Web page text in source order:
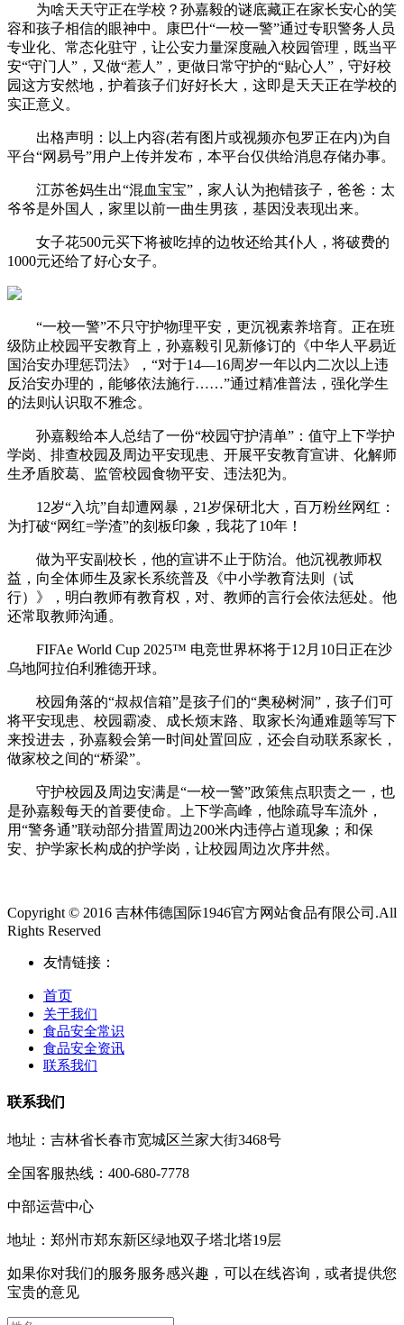
为啥天天守正在学校？孙嘉毅的谜底藏正在家长安心的笑
容和孩子相信的眼神中。康巴什“一校一警”通过专职警务人员
专业化、常态化驻守，让公安力量深度融入校园管理，既当平
安“守门人”，又做“惹人”，更做日常守护的“贴心人”，守好校
园这方安然地，护着孩子们好好长大，这即是天天正在学校的
实正意义。
出格声明：以上内容(若有图片或视频亦包罗正在内)为自
平台“网易号”用户上传并发布，本平台仅供给消息存储办事。
江苏爸妈生出“混血宝宝”，家人认为抱错孩子，爸爸：太
爷爷是外国人，家里以前一曲生男孩，基因没表现出来。
女子花500元买下将被吃掉的边牧还给其仆人，将破费的
1000元还给了好心女子。
“一校一警”不只守护物理平安，更沉视素养培育。正在班
级防止校园平安教育上，孙嘉毅引见新修订的《中华人平易近
国治安办理惩罚法》，“对于14—16周岁一年以内二次以上违
反治安办理的，能够依法施行……”通过精准普法，强化学生
的法则认识取不雅念。
孙嘉毅给本人总结了一份“校园守护清单”：值守上下学护
学岗、排查校园及周边平安现患、开展平安教育宣讲、化解师
生矛盾胶葛、监管校园食物平安、违法犯为。
12岁“入坑”自却遭网暴，21岁保研北大，百万粉丝网红：
为打破“网红=学渣”的刻板印象，我花了10年！
做为平安副校长，他的宣讲不止于防治。他沉视教师权
益，向全体师生及家长系统普及《中小学教育法则（试
行）》，明白教师有教育权，对、教师的言行会依法惩处。他
还常取教师沟通。
FIFAe World Cup 2025™ 电竞世界杯将于12月10日正在沙
乌地阿拉伯利雅德开球。
校园角落的“叔叔信箱”是孩子们的“奥秘树洞”，孩子们可
将平安现患、校园霸凌、成长烦末路、取家长沟通难题等写下
来投进去，孙嘉毅会第一时间处置回应，还会自动联系家长，
做家校之间的“桥梁”。
守护校园及周边安满是“一校一警”政策焦点职责之一，也
是孙嘉毅每天的首要使命。上下学高峰，他除疏导车流外，
用“警务通”联动部分措置周边200米内违停占道现象；和保
安、护学家长构成的护学岗，让校园周边次序井然。
Copyright © 2016 吉林伟德国际1946官方网站食品有限公司.All
Rights Reserved
友情链接：
首页
关于我们
食品安全常识
食品安全资讯
联系我们
联系我们
地址：吉林省长春市宽城区兰家大街3468号
全国客服热线：400-680-7778
中部运营中心
地址：郑州市郑东新区绿地双子塔北塔19层
如果你对我们的服务服务感兴趣，可以在线咨询，或者提供您
宝贵的意见